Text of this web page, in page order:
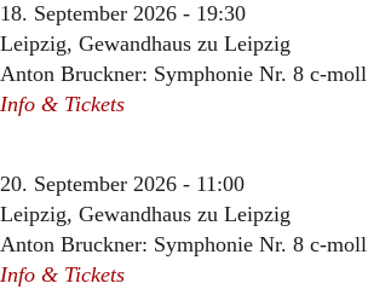
18. September 2026 - 19:30
Leipzig, Gewandhaus zu Leipzig
Anton Bruckner: Symphonie Nr. 8 c-moll
Info & Tickets
20. September 2026 - 11:00
Leipzig, Gewandhaus zu Leipzig
Anton Bruckner: Symphonie Nr. 8 c-moll
Info & Tickets